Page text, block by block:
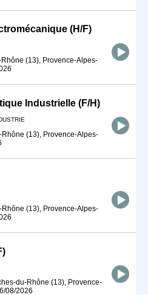
(H/F)
(13), Provence-Alpes-
Industrielle (F/H)
(13), Provence-Alpes-
(13), Provence-Alpes-
du-Rhône (13), Provence-
08/2026